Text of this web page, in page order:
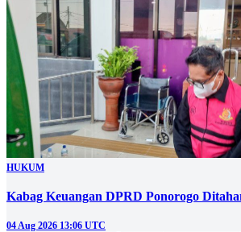
HUKUM
Kabag Keuangan DPRD Ponorogo
04 Aug 2026 13:06 UTC